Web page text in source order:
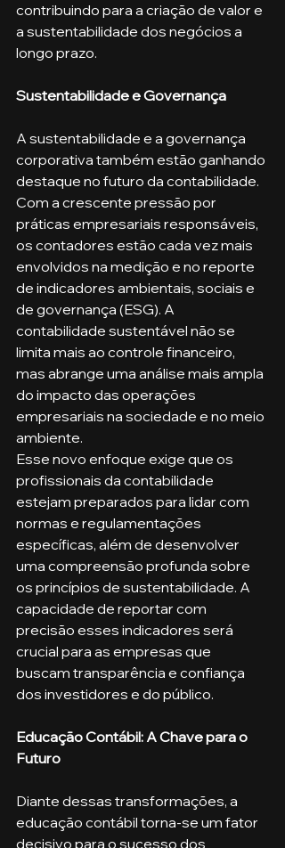
contribuindo para a criação de valor e
a sustentabilidade dos negócios a
longo prazo.
Sustentabilidade e Governança
A sustentabilidade e a governança
corporativa também estão ganhando
destaque no futuro da contabilidade.
Com a crescente pressão por
práticas empresariais responsáveis,
os contadores estão cada vez mais
envolvidos na medição e no reporte
de indicadores ambientais, sociais e
de governança (ESG). A
contabilidade sustentável não se
limita mais ao controle financeiro,
mas abrange uma análise mais ampla
do impacto das operações
empresariais na sociedade e no meio
ambiente.
Esse novo enfoque exige que os
profissionais da contabilidade
estejam preparados para lidar com
normas e regulamentações
específicas, além de desenvolver
uma compreensão profunda sobre
os princípios de sustentabilidade. A
capacidade de reportar com
precisão esses indicadores será
crucial para as empresas que
buscam transparência e confiança
dos investidores e do público.
Educação Contábil: A Chave para o
Futuro
Diante dessas transformações, a
educação contábil torna-se um fator
decisivo para o sucesso dos